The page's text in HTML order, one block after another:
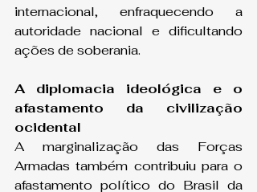
internacional, enfraquecendo a
autoridade nacional e dificultando
ações de soberania.
A diplomacia ideológica e o
afastamento da civilização
ocidental
A marginalização das Forças
Armadas também contribuiu para o
afastamento político do Brasil da